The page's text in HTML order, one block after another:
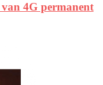
4G permanent